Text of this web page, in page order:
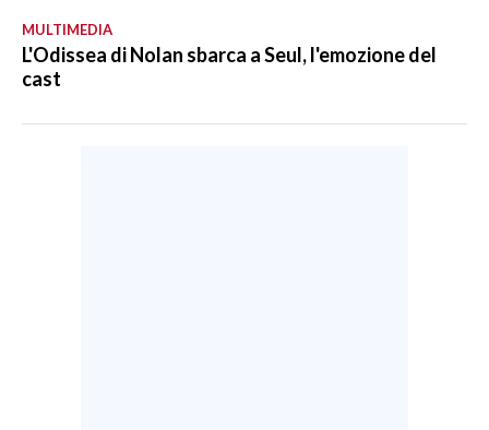
MULTIMEDIA
L'Odissea di Nolan sbarca a Seul, l'emozione del
cast